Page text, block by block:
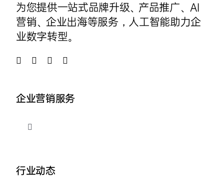
为您提供一站式品牌升级、产品推广、AI
营销、企业出海等服务，人工智能助力企
业数字转型。
企业营销服务
切
航
行业动态